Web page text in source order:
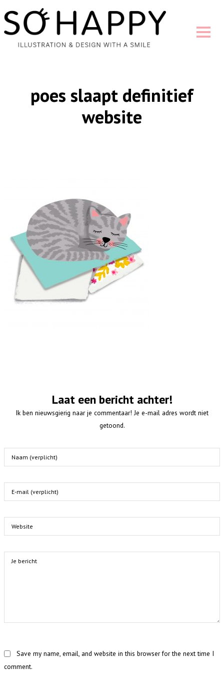
poes slaapt definitief
website
Laat een bericht achter!
Ik ben nieuwsgierig naar je commentaar! Je e-mail adres wordt niet
getoond.
Save my name, email, and website in this browser for the next time I
comment.